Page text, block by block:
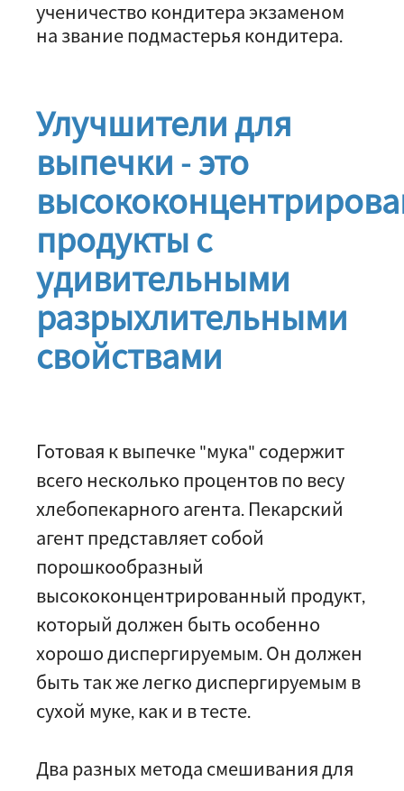
ученичество кондитера экзаменом
на звание подмастерья кондитера.
Улучшители для
выпечки - это
продукты с
удивительными
разрыхлительными
свойствами
Готовая к выпечке "мука" содержит
всего несколько процентов по весу
хлебопекарного агента. Пекарский
агент представляет собой
порошкообразный
высококонцентрированный продукт,
который должен быть особенно
хорошо диспергируемым. Он должен
быть так же легко диспергируемым в
сухой муке, как и в тесте.
Два разных метода смешивания для